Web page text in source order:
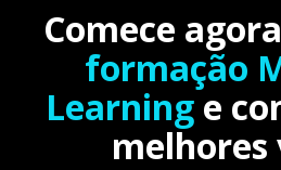
Comece
formação
Learning e
melhores